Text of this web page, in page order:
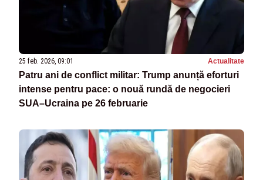
25 feb. 2026, 09:01 Actualitate
Patru ani de conflict militar: Trump anunță eforturi
intense pentru pace: o nouă rundă de negocieri
SUA–Ucraina pe 26 februarie